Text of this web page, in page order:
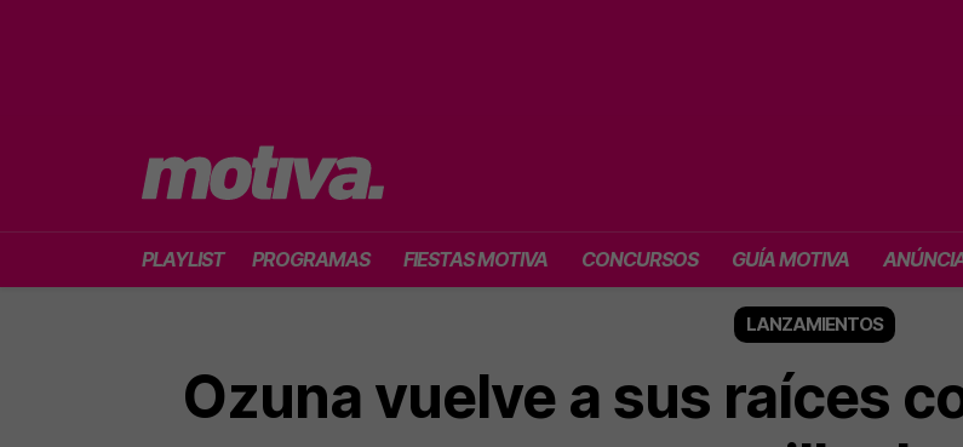
PLAYLIST PROGRAMAS FIESTAS MOTIVA CONCURSOS GUÍA MOTIVA
LANZAMIENTOS
Ozuna vuelve a sus raíces